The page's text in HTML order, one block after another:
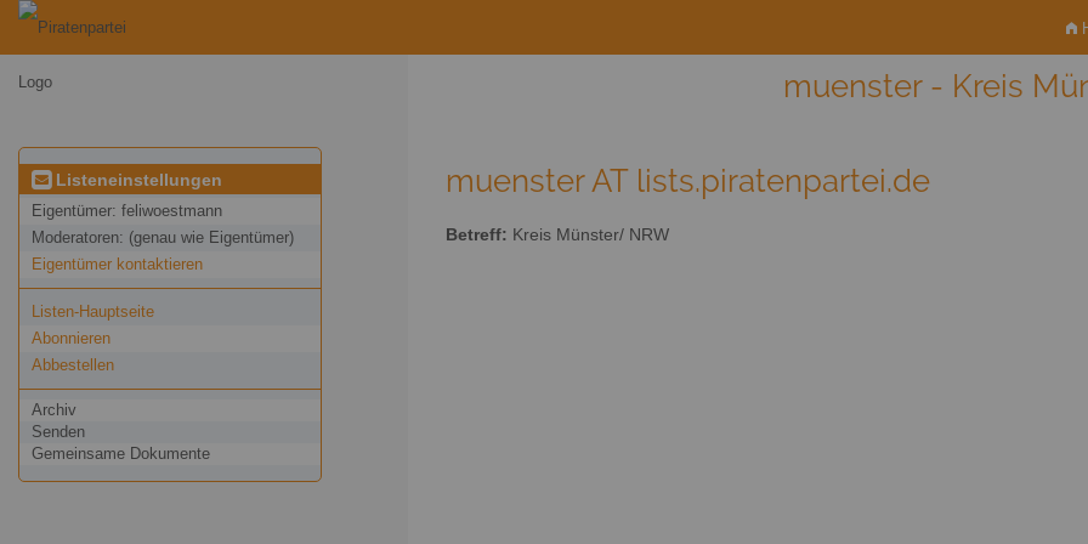
muenster - Kreis
Listeneinstellungen
Eigentümer: feliwoestmann
Moderatoren: (genau wie Eigentümer)
Eigentümer kontaktieren
Listen-Hauptseite
Abonnieren
Abbestellen
Archiv
Senden
Gemeinsame Dokumente
muenster AT lists.piratenpartei.de
Betreff: Kreis Münster/ NRW